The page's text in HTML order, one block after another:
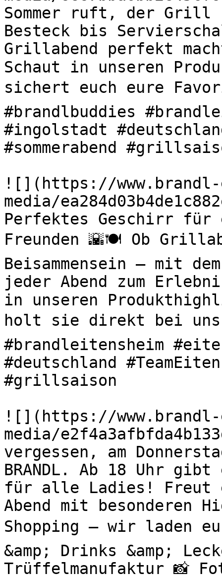
Sommer ruft, der Grill
Besteck bis
Grillabend perfekt
Schaut in unseren
sichert euch eure
#brandlbuddies
#ingolstadt
#sommerabend
![](https://
media/
Perfektes Geschirr für
Freunden 🌇🍽️ Ob
Beisammensein – mit
jeder Abend zum
in unseren
holt sie direkt bei uns
#brandleitensheim
#deutschland
#grillsaison
![](https://
media/
vergessen, am
BRANDL. Ab 18 Uhr
für alle Ladies! Freut
Abend mit besonderen
Shopping – wir laden
&amp; Drinks &amp;
Trüffelmanufaktur 📸